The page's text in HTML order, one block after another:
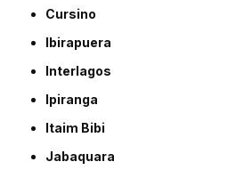
Cursino
Ibirapuera
Interlagos
Ipiranga
Itaim Bibi
Jabaquara